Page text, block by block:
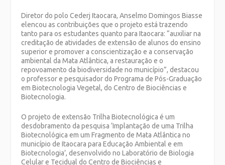
Diretor do polo Cederj Itaocara, Anselmo Domingos Biasse
elencou as contribuições que o projeto está trazendo
tanto para os estudantes quanto para Itaocara: “auxiliar na
creditação de atividades de extensão de alunos do ensino
superior e promover a conscientização e a conservação
ambiental da Mata Atlântica, a restauração e o
repovoamento da biodiversidade no município”, destacou
o professor e pesquisador do Programa de Pós-Graduação
em Biotecnologia Vegetal, do Centro de Biociências e
Biotecnologia.
O projeto de extensão Trilha Biotecnológica é um
desdobramento da pesquisa ‘Implantação de uma Trilha
Biotecnológica em um Fragmento de Mata Atlântica no
município de Itaocara para Educação Ambiental e em
Biotecnologia’, desenvolvido no Laboratório de Biologia
Celular e Tecidual do Centro de Biociências e